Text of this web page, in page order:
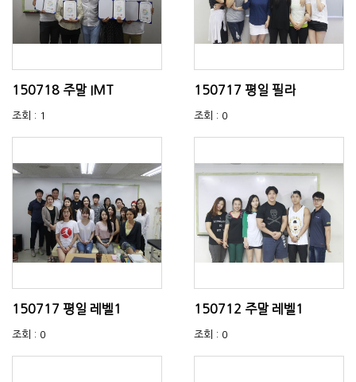
150718 주말 IMT
조회 : 1
150717 평일 필라
조회 : 0
150717 평일 레벨1
조회 : 0
150712 주말 레벨1
조회 : 0